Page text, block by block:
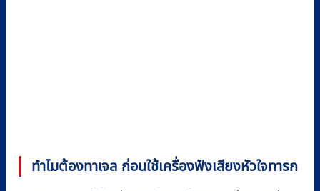
ทำไมต้องทาเจล ก่อนใช้เครื่องฟังเสียงหัวใจทารก